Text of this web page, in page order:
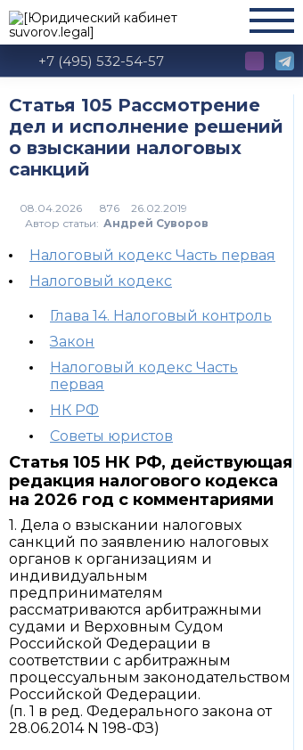
+7 (495) 532-54-57
Статья 105 Рассмотрение
дел и исполнение решений
о взыскании налоговых
санкций
876
Автор статьи: Андрей Суворов
Налоговый кодекс Часть первая
Налоговый кодекс
Глава 14. Налоговый контроль
Закон
Налоговый кодекс Часть
первая
НК РФ
Советы юристов
Статья 105 НК РФ, действующая
редакция налогового кодекса
на 2026 год с комментариями
1. Дела о взыскании налоговых
санкций по заявлению налоговых
органов к организациям и
индивидуальным
предпринимателям
рассматриваются арбитражными
судами и Верховным Судом
Российской Федерации в
соответствии с арбитражным
процессуальным законодательством
Российской Федерации.
(п. 1 в ред. Федерального закона от
28.06.2014 N 198-ФЗ)